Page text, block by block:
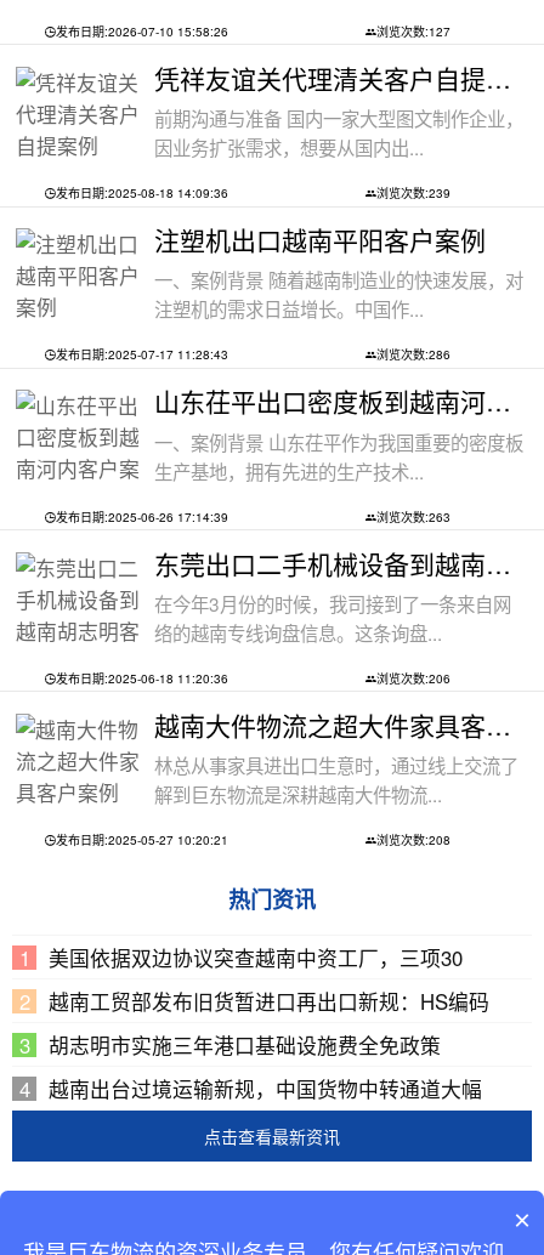
发布日期:2026-07-10 15:58:26 浏览次数:127
凭祥友谊关代理清关客户自提案例
前期沟通与准备 国内一家大型图文制作企业，
因业务扩张需求，想要从国内出...
发布日期:2025-08-18 14:09:36 浏览次数:239
注塑机出口越南平阳客户案例
一、案例背景 随着越南制造业的快速发展，对
注塑机的需求日益增长。中国作...
发布日期:2025-07-17 11:28:43 浏览次数:286
山东茌平出口密度板到越南河内客户案例
一、案例背景 山东茌平作为我国重要的密度板
生产基地，拥有先进的生产技术...
发布日期:2025-06-26 17:14:39 浏览次数:263
东莞出口二手机械设备到越南胡志明客户
在今年3月份的时候，我司接到了一条来自网
络的越南专线询盘信息。这条询盘...
发布日期:2025-06-18 11:20:36 浏览次数:206
越南大件物流之超大件家具客户案例
林总从事家具进出口生意时，通过线上交流了
解到巨东物流是深耕越南大件物流...
发布日期:2025-05-27 10:20:21 浏览次数:208
热门资讯
美国依据双边协议突查越南中资工厂，三项30
越南工贸部发布旧货暂进口再出口新规：HS编码
胡志明市实施三年港口基础设施费全免政策
越南出台过境运输新规，中国货物中转通道大幅
点击查看最新资讯
版权所有
×